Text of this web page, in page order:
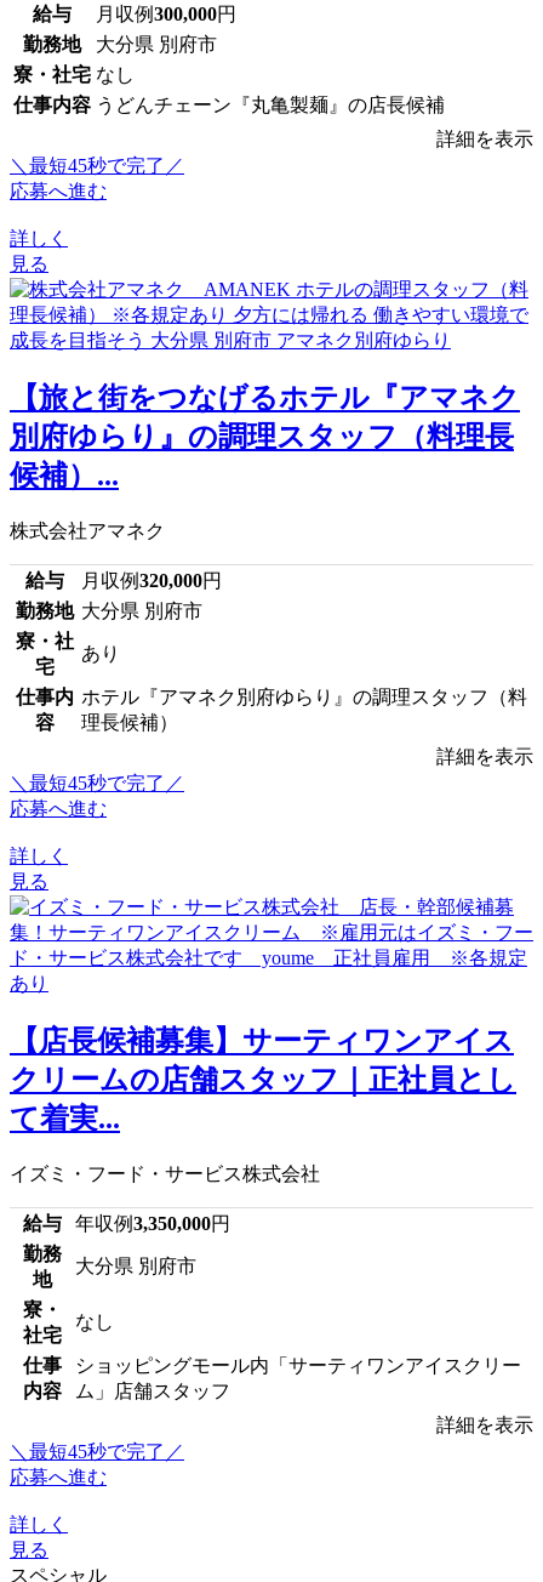
給与 月収例300,000円
勤務地
大分県 別府市
寮・社宅 なし
仕事内容 うどんチェーン『丸亀製麺』の店長候補
詳細を表示
＼最短45秒で完了／
応募へ進む
詳しく
見る
【旅と街をつなげるホテル『アマネク
別府ゆらり』の調理スタッフ（料理長
候補）...
株式会社アマネク
給与 月収例320,000円
勤務地 大分県 別府市
寮・社
宅
あり
仕事内
容
ホテル『アマネク別府ゆらり』の調理スタッフ（料
理長候補）
詳細を表示
＼最短45秒で完了／
応募へ進む
詳しく
見る
【店長候補募集】サーティワンアイス
クリームの店舗スタッフ｜正社員とし
て着実...
イズミ・フード・サービス株式会社
給与 年収例3,350,000円
勤務
地
大分県 別府市
寮・
社宅
なし
仕事
内容
ショッピングモール内「サーティワンアイスクリー
ム」店舗スタッフ
詳細を表示
＼最短45秒で完了／
応募へ進む
詳しく
見る
スペシャル